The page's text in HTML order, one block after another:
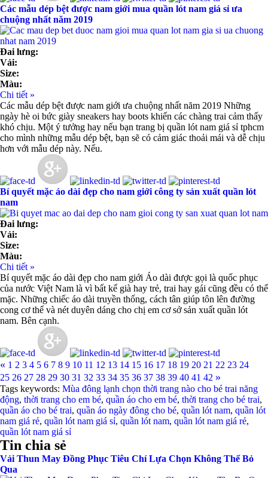
Các mẫu dép bệt được nam giới mua quần lót nam giá sỉ ưa
chuộng nhất năm 2019
Đai lưng:
Vải:
Size:
Màu:
Chi tiết »
Các mẫu dép bệt được nam giới ưa chuộng nhất năm 2019 Những
ngày hè oi bức giày sneakers hay boots khiến các chàng trai cảm thấy
khó chịu. Một ý tưởng hay nếu bạn trang bị quần lót nam giá sỉ tphcm
cho mình những mẫu dép bệt, bạn sẽ có cảm giác thoải mái và dễ chịu
hơn với mẫu dép này. Nếu.
Bí quyết mặc áo dài đẹp cho nam giới công ty sản xuất quần lót
nam
Đai lưng:
Vải:
Size:
Màu:
Chi tiết »
Bí quyết mặc áo dài đẹp cho nam giới Áo dài được gọi là quốc phục
của nước Việt Nam là vì bất kể già hay trẻ, trai hay gái cũng đều có thể
mặc. Những chiếc áo dài truyền thống, cách tân giúp tôn lên đường
cong cơ thể và nét duyên dáng cho chị em cơ sở sản xuất quần lót
nam. Bên cạnh.
« 1 2 3 4 5 6 7 8 9 10 11 12 13 14 15 16 17 18 19 20 21 22 23 24
25 26 27 28 29 30 31 32 33 34 35 36 37 38 39 40 41 42 »
Tags keywords: Mùa đông lạnh chọn thời trang nào cho bé trai năng
động, thời trang cho em bé, quần áo cho em bé, thời trang cho bé trai,
quần áo cho bé trai, quần áo ngày đông cho bé, quần lót nam, quần lót
nam giá rẻ, quần lót nam giá sỉ, quần lót nam, quần lót nam giá rẻ,
quần lót nam giá sỉ
Tin chia sẻ
Vải Thun May Đồng Phục Tiêu Chí Lựa Chọn Không Thể Bỏ
Qua